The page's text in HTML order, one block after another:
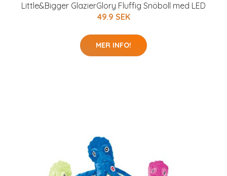
Little&Bigger GlazierGlory Fluffig Snöboll med LED
49.9 SEK
MER INFO!